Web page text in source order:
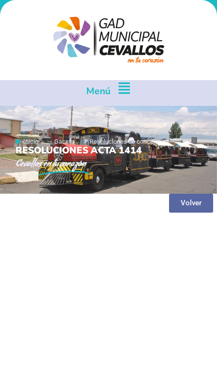
Menú
Inicio Gaceta Resoluciones de concejo
RESOLUCIONES ACTA 1414
Cevallosen tu corazón
Volver